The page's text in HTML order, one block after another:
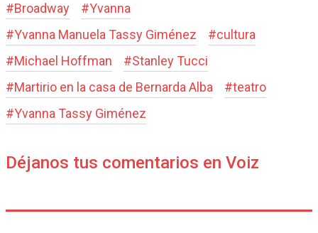
#Broadway #Yvanna
#Yvanna Manuela Tassy Giménez #cultura
#Michael Hoff­man #Stan­ley Tucci
#Martirio en la casa de Bernarda Alba #teatro
#Yvanna Tassy Giménez
Déjanos tus comentarios en Voiz